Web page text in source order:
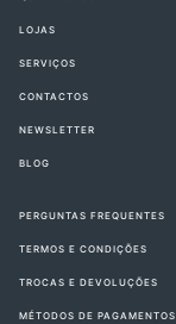
LOJAS
SERVIÇOS
CONTACTOS
NEWSLETTER
BLOG
PERGUNTAS FREQUENTES
TERMOS E CONDIÇÕES
TROCAS E DEVOLUÇÕES
MÉTODOS DE PAGAMENTOS